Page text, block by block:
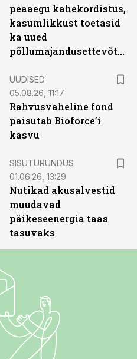
peaaegu kahekordistus,
kasumlikkust toetasid
ka uued
põllumajandusettevõtted
UUDISED
05.08.26, 11:17
Rahvusvaheline fond
paisutab Bioforce’i
kasvu
SISUTURUNDUS
01.06.26, 13:29
Nutikad akusalvestid
muudavad
päikeseenergia taas
tasuvaks